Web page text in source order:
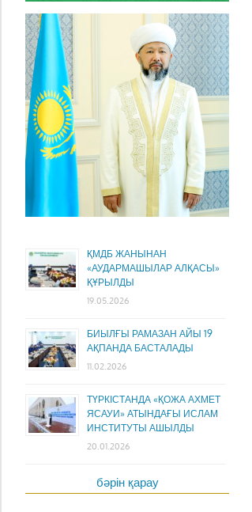
ҚМДБ ЖАНЫНАН
«АУДАРМАШЫЛАР АЛҚАСЫ»
ҚҰРЫЛДЫ
19.05.2026
БИЫЛҒЫ РАМАЗАН АЙЫ 19
АҚПАНДА БАСТАЛАДЫ
11.02.2026
ТҮРКІСТАНДА «ҚОЖА АХМЕТ
ЯСАУИ» АТЫНДАҒЫ ИСЛАМ
ИНСТИТУТЫ АШЫЛДЫ
20.01.2026
бәрін қарау